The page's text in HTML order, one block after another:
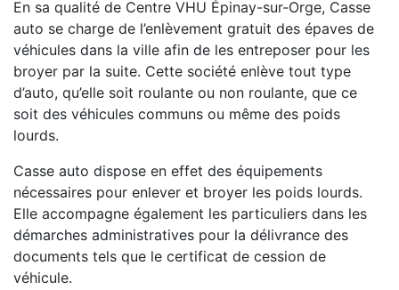
En sa qualité de Centre VHU Épinay-sur-Orge, Casse
auto se charge de l’enlèvement gratuit des épaves de
véhicules dans la ville afin de les entreposer pour les
broyer par la suite. Cette société enlève tout type
d’auto, qu’elle soit roulante ou non roulante, que ce
soit des véhicules communs ou même des poids
lourds.
Casse auto dispose en effet des équipements
nécessaires pour enlever et broyer les poids lourds.
Elle accompagne également les particuliers dans les
démarches administratives pour la délivrance des
documents tels que le certificat de cession de
véhicule.